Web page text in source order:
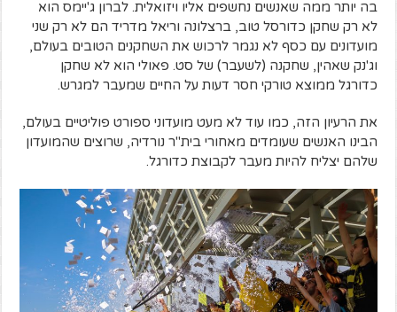
בה יותר ממה שאנשים נחשפים אליו ויזואלית. לברון ג'יימס הוא
לא רק שחקן כדורסל טוב, ברצלונה וריאל מדריד הם לא רק שני
מועדונים עם כסף לא נגמר לרכוש את השחקנים הטובים בעולם,
וג'נק שאהין, שחקנה (לשעבר) של סט. פאולי הוא לא שחקן
כדורגל ממוצא טורקי חסר דעות על החיים שמעבר למגרש.
את הרעיון הזה, כמו עוד לא מעט מועדוני ספורט פוליטיים בעולם,
הבינו האנשים שעומדים מאחורי בית"ר נורדיה, שרוצים שהמועדון
שלהם יצליח להיות מעבר לקבוצת כדורגל.